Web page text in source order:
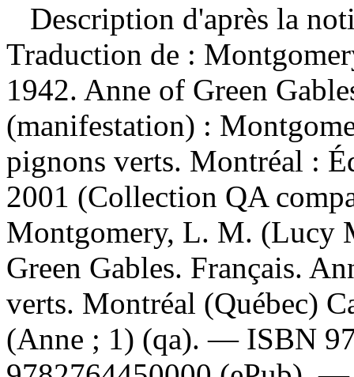
Description d'après la
Traduction de :
1942. Anne of Green
(manifestation) :
pignons verts. Montréal :
2001 (Collection QA
Montgomery, L. M. (Lucy
Green Gables. Français.
verts. Montréal (Québec)
(Anne ; 1) (qa). — ISBN